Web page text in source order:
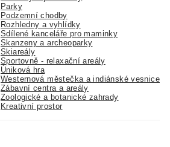
Parky
Podzemní chodby
Rozhledny a vyhlídky
Sdílené kanceláře pro maminky
Skanzeny a archeoparky
Skiareály
Sportovně - relaxační areály
Úniková hra
Westernová městečka a indiánské vesnice
Zábavní centra a areály
Zoologické a botanické zahrady
Kreativní prostor